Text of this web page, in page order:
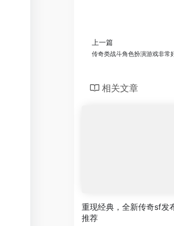
上一篇
传奇类战斗角色扮演游戏非常
相关文章
重现经典，全新传奇sf发
推荐